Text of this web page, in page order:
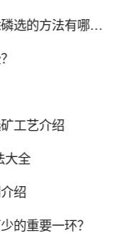
的方法有哪些？
工艺介绍
大全
绍
的重要一环？